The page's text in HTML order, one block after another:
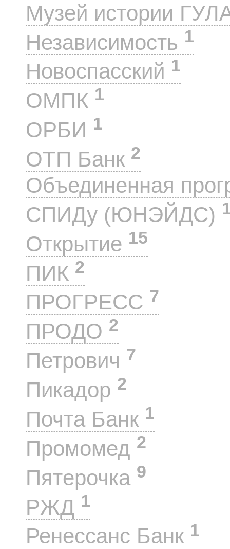
Музей истории
Независимость 1
Новоспасский 1
ОМПК 1
ОРБИ 1
ОТП Банк 2
Объединенная
СПИДу (ЮНЭЙДС)
Открытие 15
ПИК 2
ПРОГРЕСС 7
ПРОДО 2
Петрович 7
Пикадор 2
Почта Банк 1
Промомед 2
Пятерочка 9
РЖД 1
Ренессанс Банк 1